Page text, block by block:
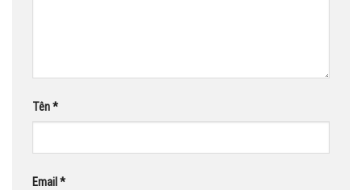
Tên*
Email *